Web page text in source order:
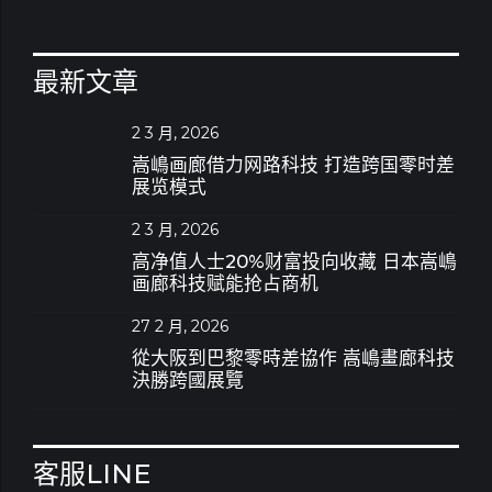
最新文章
2 3 月, 2026
嵩嶋画廊借力网路科技 打造跨国零时差
展览模式
2 3 月, 2026
高净值人士20%财富投向收藏 日本嵩嶋
画廊科技赋能抢占商机
27 2 月, 2026
從大阪到巴黎零時差協作 嵩嶋畫廊科技
決勝跨國展覽
客服LINE